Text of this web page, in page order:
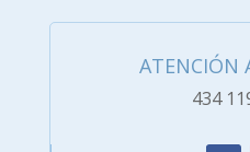
ATENCIÓN
434